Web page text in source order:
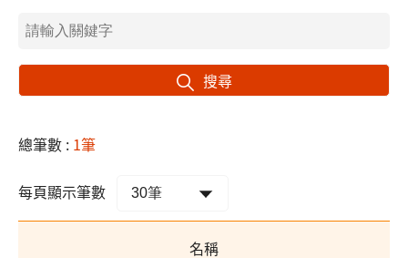
搜尋
總筆數 : 1筆
每頁顯示筆數
名稱